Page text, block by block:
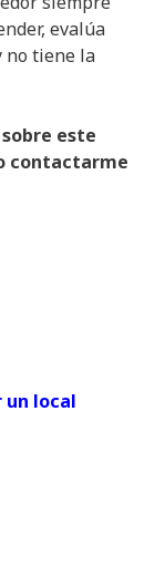
evalúa
no tiene la
este
contactarme
un local